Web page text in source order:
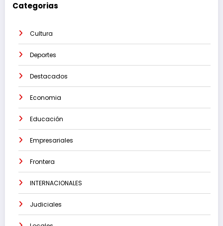
Categorias
Cultura
Deportes
Destacados
Economia
Educación
Empresariales
Frontera
INTERNACIONALES
Judiciales